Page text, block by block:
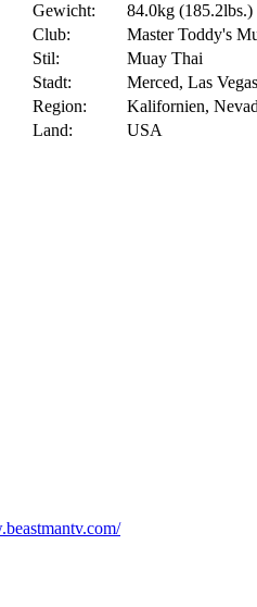
Gewicht:
84.0kg (185.2lbs.)
Club:
Master Toddy's
Stil:
Muay Thai
Stadt:
Merced, Las Vegas
Region:
Kalifornien,
Land:
USA